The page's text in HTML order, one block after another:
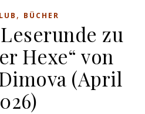
, BÜCHER
zu
Hexe“ von
(April